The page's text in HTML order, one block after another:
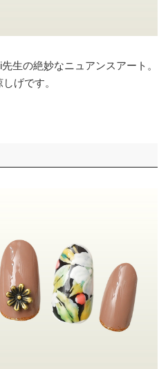
生の絶妙なニュアンスアート。
げです。